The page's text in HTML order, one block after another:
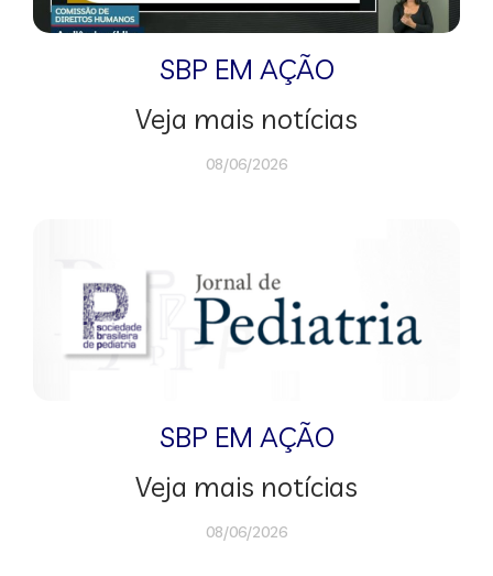
SBP EM AÇÃO
Veja mais notícias
08/06/2026
SBP EM AÇÃO
Veja mais notícias
08/06/2026